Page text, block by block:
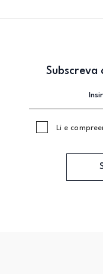
Subscreva
Li e